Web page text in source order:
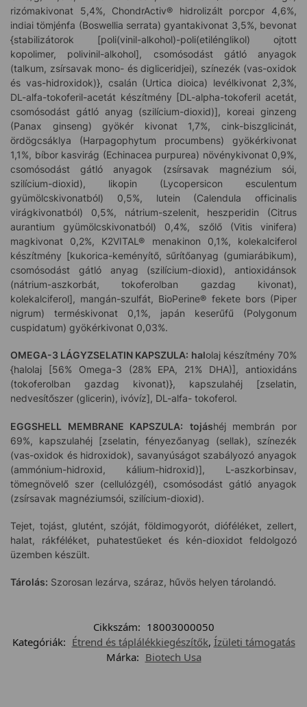
rizómakivonat 5,4%, ChondrActiv® hidrolizált porcpor 4,6%,
indiai tömjénfa (Boswellia serrata) gyantakivonat 3,5%, bevonat
{stabilizátorok [poli(vinil-alkohol)-poli(etilénglikol) ojtott
kopolimer, polivinil-alkohol], csomósodást gátló anyagok
(talkum, zsírsavak mono- és digliceridjei), színezék (vas-oxidok
és vas-hidroxidok)}, csalán (Urtica dioica) levélkivonat 2,3%,
DL-alfa-tokoferil-acetát készítmény [DL-alpha-tokoferil acetát,
csomósodást gátló anyag (szilícium-dioxid)], koreai ginzeng
(Panax ginseng) gyökér kivonat 1,7%, cink-biszglicinát,
ördögcsáklya (Harpagophytum procumbens) gyökérkivonat
1,1%, bíbor kasvirág (Echinacea purpurea) növénykivonat 0,9%,
csomósodást gátló anyagok (zsírsavak magnézium sói,
szilícium-dioxid), likopin (Lycopersicon esculentum
gyümölcskivonatból) 0,5%, lutein (Calendula officinalis
virágkivonatból) 0,5%, nátrium-szelenit, heszperidin (Citrus
aurantium gyümölcskivonatból) 0,4%, szőlő (Vitis vinifera)
magkivonat 0,2%, K2VITAL® menakinon 0,1%, kolekalciferol
készítmény [kukorica-keményítő, sűrítőanyag (gumiarábikum),
csomósodást gátló anyag (szilícium-dioxid), antioxidánsok
(nátrium-aszkorbát, tokoferolban gazdag kivonat),
kolekalciferol], mangán-szulfát, BioPerine® fekete bors (Piper
nigrum) terméskivonat 0,1%, japán keserűfű (Polygonum
cuspidatum) gyökérkivonat 0,03%.
OMEGA-3 LÁGYZSELATIN KAPSZULA: halolaj készítmény 70%
{halolaj [56% Omega-3 (28% EPA, 21% DHA)], antioxidáns
(tokoferolban gazdag kivonat)}, kapszulahéj [zselatin,
nedvesítőszer (glicerin), ivóvíz], DL-alfa- tokoferol.
EGGSHELL MEMBRANE KAPSZULA: tojáshéj membrán por
69%, kapszulahéj [zselatin, fényezőanyag (sellak), színezék
(vas-oxidok és hidroxidok), savanyúságot szabályozó anyagok
(ammónium-hidroxid, kálium-hidroxid)], L-aszkorbinsav,
tömegnövelő szer (cellulózgél), csomósodást gátló anyagok
(zsírsavak magnéziumsói, szilícium-dioxid).
Tejet, tojást, glutént, szóját, földimogyorót, dióféléket, zellert,
halat, rákféléket, puhatestűeket és kén-dioxidot feldolgozó
üzemben készült.
Tárolás: Szorosan lezárva, száraz, hűvös helyen tárolandó.
Cikkszám: 18003000050
Kategóriák: Étrend és táplálékkiegészítők, Ízületi támogatás
Márka: Biotech Usa